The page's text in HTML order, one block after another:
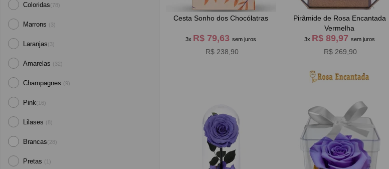
Coloridas(78)
Marrons (3)
Laranjas(3)
Amarelas (32)
Champagnes (9)
Pink(16)
Lilases (8)
Brancas(28)
Pretas (1)
Cesta Sonho dos Chocólatras
3x R$ 79,63sem juros
R$ 238,90
Pirâmide de Rosa Encantada
Vermelha
3x R$ 89,97 sem juros
R$ 269,90